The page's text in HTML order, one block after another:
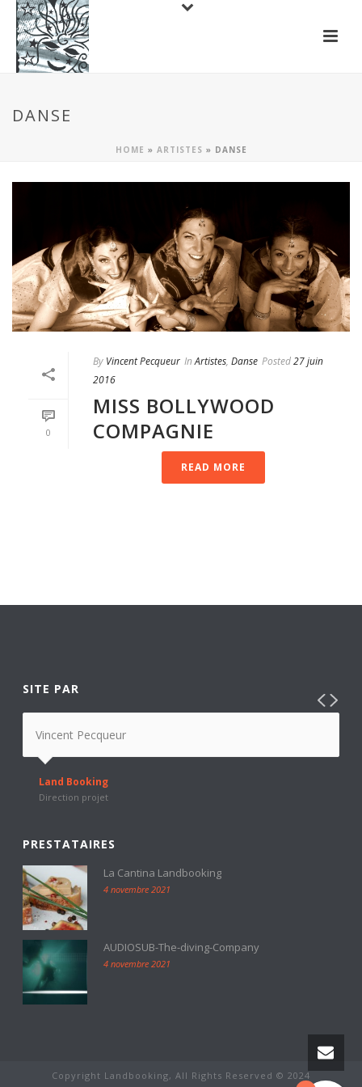
DANSE
HOME » ARTISTES » DANSE
0
By Vincent Pecqueur In Artistes, Danse Posted27 juin
2016
MISS BOLLYWOOD
COMPAGNIE
READ MORE
SITE PAR
Vincent Pecqueur
Land Booking
Direction projet
PRESTATAIRES
La Cantina Landbooking
4 novembre 2021
AUDIOSUB-The-diving-Company
4 novembre 2021
Copyright Landbooking, All Rights Reserved © 2024